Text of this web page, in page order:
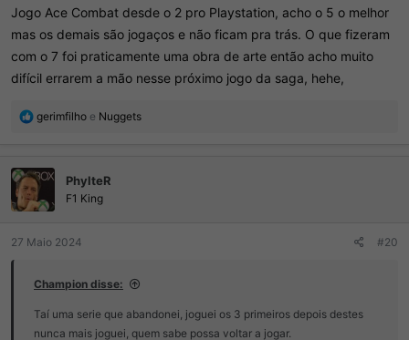
Jogo Ace Combat desde o 2 pro Playstation, acho o 5 o melhor
mas os demais são jogaços e não ficam pra trás. O que fizeram
com o 7 foi praticamente uma obra de arte então acho muito
difícil errarem a mão nesse próximo jogo da saga, hehe,
R
õ
e
s
gerimfilho e Nuggets
PhylteR
F1 King
27 Maio 2024 #20
Champion disse:
Taí uma serie que abandonei, joguei os 3 primeiros depois destes
nunca mais joguei, quem sabe possa voltar a jogar.